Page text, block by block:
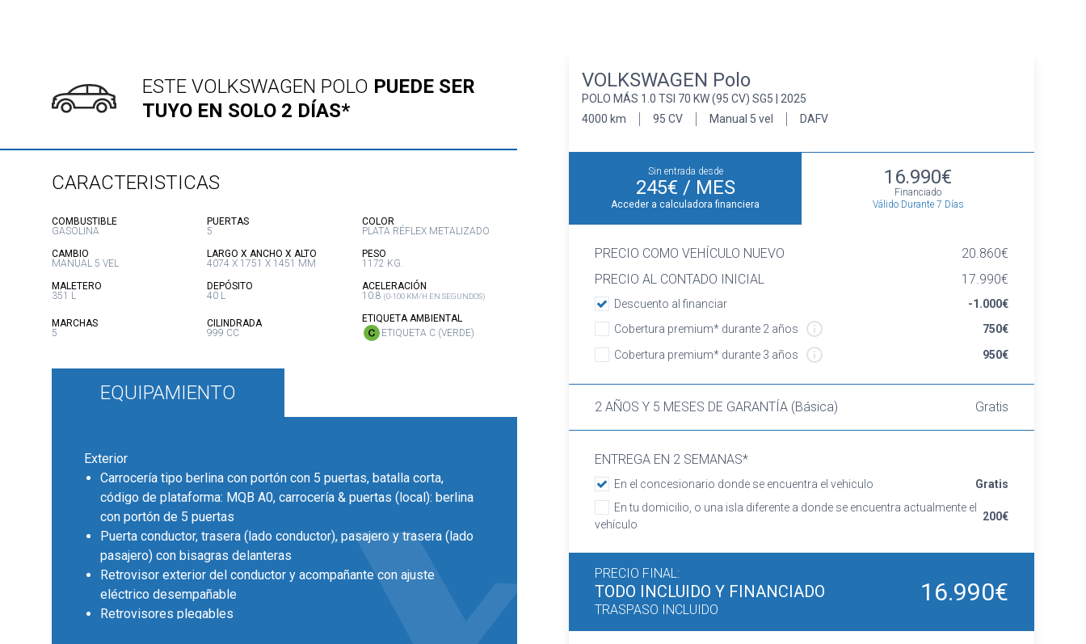
ESTE VOLKSWAGEN POLO PUEDE SER
TUYO EN SOLO 2 DÍAS*
CARACTERISTICAS
COMBUSTIBLE:
GASOLINA
PUERTAS:
5
COLOR
PLATA RÉFLEX METALIZADO
CAMBIO
MANUAL 5 VEL
LARGO X ANCHO X ALTO
4074 X 1751 X 1451 MM
PESO
1172 KG.
MALETERO
351 L
DEPÓSITO
40 L
ACELERACIÓN
10.8 (0-100 KM/H EN SEGUNDOS)
MARCHAS:
5
CILINDRADA:
999 CC
ETIQUETA AMBIENTAL
ETIQUETA C (VERDE)
EQUIPAMIENTO
Exterior
Carrocería tipo berlina con portón con 5 puertas, batalla corta,
código de plataforma: MQB A0, carrocería & puertas (local): berlina
con portón de 5 puertas
Puerta conductor, trasera (lado conductor), pasajero y trasera (lado
pasajero) con bisagras delanteras
Retrovisor exterior del conductor y acompañante con ajuste
eléctrico desempañable
Retrovisores plegables
VOLKSWAGEN Polo
POLO MÁS 1.0 TSI 70 KW (95 CV) SG5 | 2025
4000 km
95 CV Manual 5 vel DAFV
Sin entrada desde
245€ / MES
Acceder a calculadora financiera
16.990€
Financiado
Válido Durante 7 Días
PRECIO COMO VEHÍCULO NUEVO
20.860€
PRECIO AL CONTADO INICIAL
17.990€
Descuento al financiar
-1.000€
Cobertura premium* durante 2 años
750€
Cobertura premium* durante 3 años
950€
2 AÑOS Y 5 MESES DE GARANTÍA (Básica) Gratis
ENTREGA EN 2 SEMANAS*
En el concesionario donde se encuentra el vehiculo
Gratis
En tu domicilio, o una isla diferente a donde se encuentra actualmente el
vehículo
200€
PRECIO FINAL:
TODO INCLUIDO Y FINANCIADO
TRASPASO INCLUIDO
16.990€